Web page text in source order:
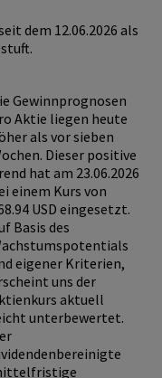
dem 12.06.2026 als
Gewinnprognosen
Aktie liegen heute
als vor sieben
Dieser positive
hat am 23.06.2026
einem Kurs von
USD eingesetzt.
Basis des
eigener Kriterien,
uns der
aktuell
unterbewertet.